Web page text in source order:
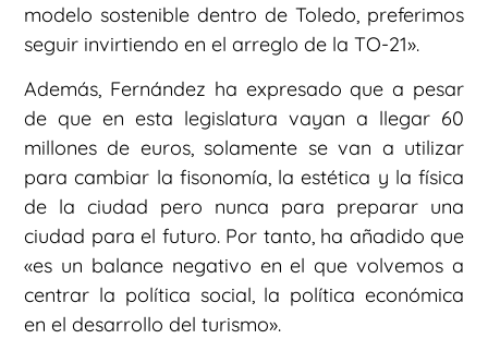
modelo sostenible dentro de Toledo, preferimos
seguir invirtiendo en el arreglo de la TO-21».
Además, Fernández ha expresado que a pesar
de que en esta legislatura vayan a llegar 60
millones de euros, solamente se van a utilizar
para cambiar la fisonomía, la estética y la física
de la ciudad pero nunca para preparar una
ciudad para el futuro. Por tanto, ha añadido que
«es un balance negativo en el que volvemos a
centrar la política social, la política económica
en el desarrollo del turismo».